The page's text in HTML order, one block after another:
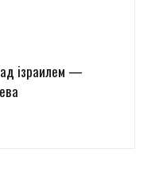
iзраилем —